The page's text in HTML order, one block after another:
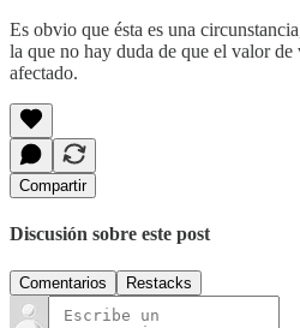
Es obvio que ésta es una
la que no hay duda de que el valor de
afectado.
Compartir
Discusión sobre este post
Comentarios Restacks